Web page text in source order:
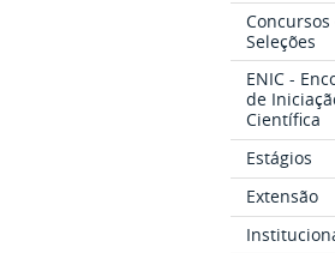
Concursos
Seleções
ENIC -
de
Científica
Estágios
Extensão